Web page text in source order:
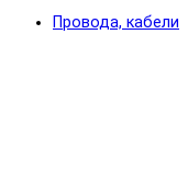
Провода, кабели